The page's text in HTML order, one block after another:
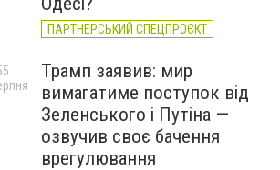
ПАРТНЕРСЬКИЙ СПЕЦПРОЄКТ
Трамп заявив: мир
вимагатиме поступок від
Зеленського і Путіна —
озвучив своє бачення
врегулювання